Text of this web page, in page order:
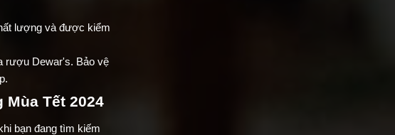
lượng và được kiểm
rượu Dewar's. Bảo vệ
Tết 2024
bạn đang tìm kiếm